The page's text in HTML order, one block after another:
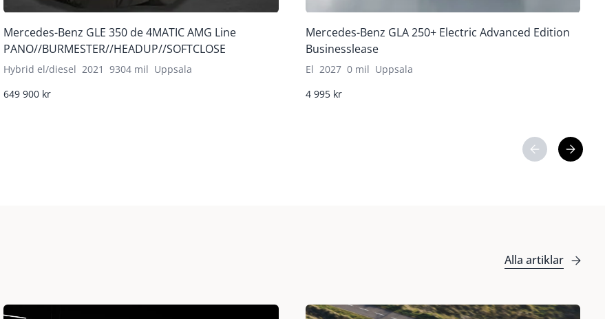
Mercedes-Benz GLE 350 de 4MATIC AMG Line
PANO//BURMESTER//HEADUP//SOFTCLOSE
Hybrid el/diesel 2021 9304 mil Uppsala
649 900 kr
Mercedes-Benz GLA 250+ Electric Advanced Edition
Businesslease
El 2027 0 mil Uppsala
4 995 kr
Alla artiklar